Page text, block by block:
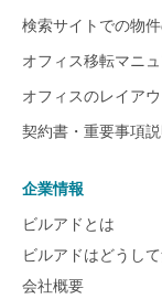
検索サイトでの物
オフィス移転マニ
オフィスのレイア
契約書・重要事項
企業情報
ビルアドとは
ビルアドはどうし
会社概要